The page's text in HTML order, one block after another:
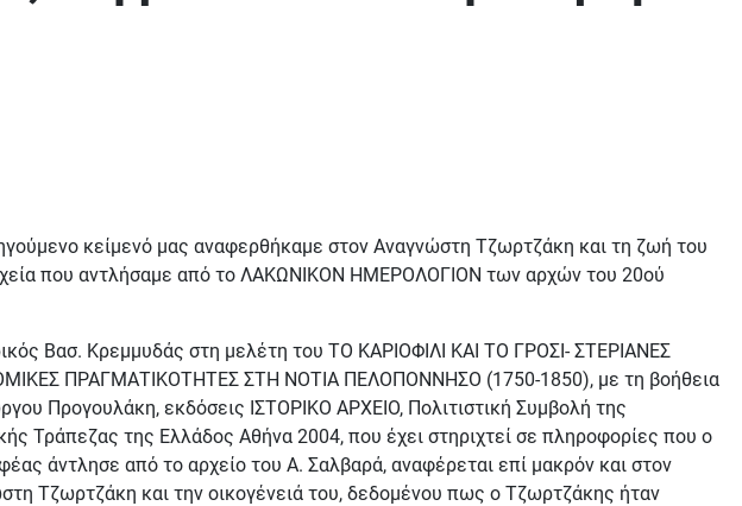
κείμενό μας αναφερθήκαμε στον Αναγνώστη Τζωρτζάκη και τη ζωή του
που αντλήσαμε από το ΛΑΚΩΝΙΚΟΝ ΗΜΕΡΟΛΟΓΙΟΝ των αρχών του 20ού
Βασ. Κρεμμυδάς στη μελέτη του ΤΟ ΚΑΡΙΟΦΙΛΙ ΚΑΙ ΤΟ ΓΡΟΣΙ- ΣΤΕΡΙΑΝΕΣ
ΠΡΑΓΜΑΤΙΚΟΤΗΤΕΣ ΣΤΗ ΝΟΤΙΑ ΠΕΛΟΠΟΝΝΗΣΟ (1750-1850), με τη βοήθεια
Προγουλάκη, εκδόσεις ΙΣΤΟΡΙΚΟ ΑΡΧΕΙΟ, Πολιτιστική Συμβολή της
Τράπεζας της Ελλάδος Αθήνα 2004, που έχει στηριχτεί σε πληροφορίες που ο
άντλησε από το αρχείο του Α. Σαλβαρά, αναφέρεται επί μακρόν και στον
Τζωρτζάκη και την οικογένειά του, δεδομένου πως ο Τζωρτζάκης ήταν